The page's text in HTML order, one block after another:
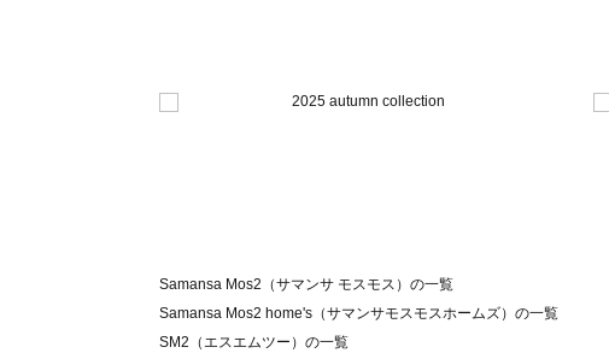
Samansa Mos2（サマンサ モスモス）の一覧
Samansa Mos2 home's（サマンサモスモスホームズ）の一覧
SM2（エスエムツー）の一覧